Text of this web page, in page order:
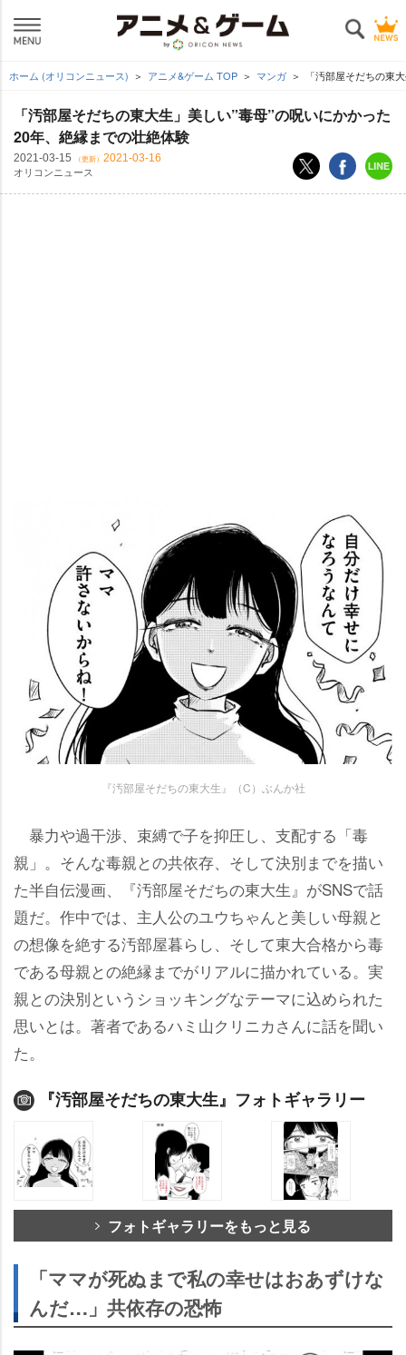
ホーム (オリコンニュース) アニメ&ゲーム TOP マンガ 「汚部屋そだちの東
「汚部屋そだちの東大生」美しい”毒母”の呪いにかかった
20年、絶縁までの壮絶体験
2021-03-15 （更新） 2021-03-16
オリコンニュース
『汚部屋そだちの東大生』（C）ぶんか社
暴力や過干渉、束縛で子を抑圧し、支配する「毒
親」。そんな毒親との共依存、そして決別までを描い
た半自伝漫画、『汚部屋そだちの東大生』がSNSで話
題だ。作中では、主人公のユウちゃんと美しい母親と
の想像を絶する汚部屋暮らし、そして東大合格から毒
である母親との絶縁までがリアルに描かれている。実
親との決別というショッキングなテーマに込められた
思いとは。著者であるハミ山クリニカさんに話を聞い
た。
『汚部屋そだちの東大生』フォトギャラリー
フォトギャラリーをもっと見る
「ママが死ぬまで私の幸せはおあずけな
んだ…」共依存の恐怖